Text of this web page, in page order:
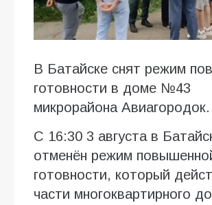
В Батайске снят режим
готовности в доме №43
микрорайона Авиагородок.
С 16:30 3 августа в
отменён режим
готовности, который
части многоквартирного